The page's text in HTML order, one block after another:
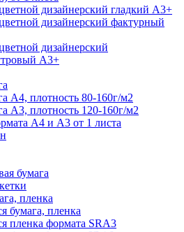
дизайнерский гладкий А3+
дизайнерский фактурный
дизайнерский
А3+
А4, плотность 80-160г/м2
А3, плотность 120-160г/м2
А4 и А3 от 1 листа
бумага
пленка
бумага, пленка
пленка формата SRА3